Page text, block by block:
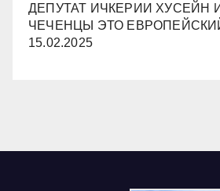
ДЕПУТАТ ИЧКЕРИИ ХУСЕЙН
ЧЕЧЕНЦЫ ЭТО
15.02.2025